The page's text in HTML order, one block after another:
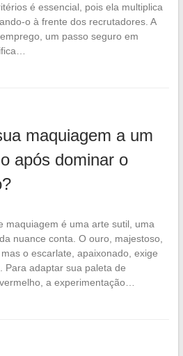
é essencial, pois ela multiplica
o à frente dos recrutadores. A
um passo seguro em
maquiagem a um
após dominar o
maquiagem é uma arte sutil, uma
nuance conta. O ouro, majestoso,
o escarlate, apaixonado, exige
Para adaptar sua paleta de
a experimentação…